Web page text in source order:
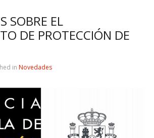
SOBRE EL
DE PROTECCIÓN DE
in Novedades